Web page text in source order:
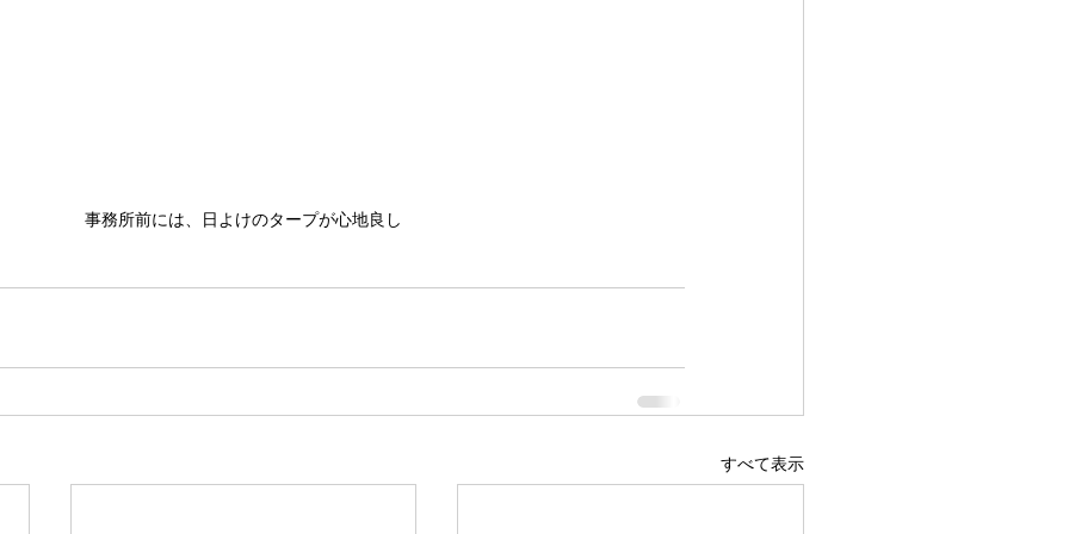
事務所前には、日よけのタープが心地良し
すべて表示